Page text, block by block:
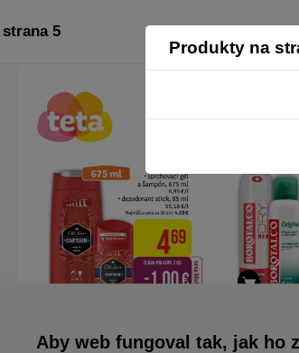
Produkty na
5
Aby web fungoval tak, jak ho